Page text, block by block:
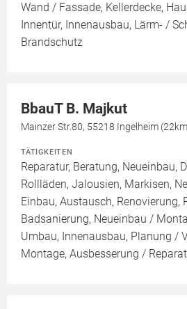
Wand / Fassade, Kellerdecke,
Innentür, Innenausbau, Lärm- /
Brandschutz
BbauT B. Majkut
Mainzer Str.80, 55218 Ingelheim
TÄTIGKEITEN
Reparatur, Beratung, Neueinbau,
Rollläden, Jalousien, Markisen,
Einbau, Austausch, Renovierung,
Badsanierung, Neueinbau /
Umbau, Innenausbau, Planung /
Montage, Ausbesserung /